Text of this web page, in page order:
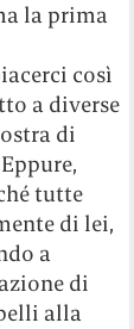
la prima
così
a diverse
di
tutte
di lei,
a
di
alla